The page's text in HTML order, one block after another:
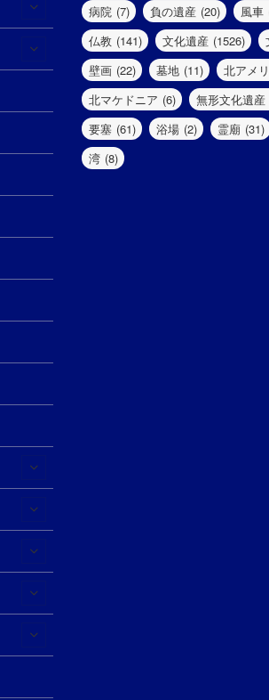
病院 (7) 負の遺産 (20) 風車
仏教 (141) 文化遺産 (1526)
壁画 (22) 墓地 (11) 北アメ
北マケドニア (6) 無形文化遺産
要塞 (61) 浴場 (2) 霊廟 (31)
湾 (8)